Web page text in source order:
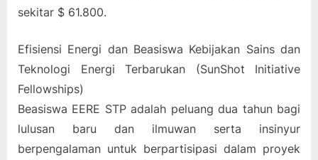
sekitar $ 61.800.
Efisiensi Energi dan Beasiswa Kebijakan Sains dan
Teknologi Energi Terbarukan (SunShot Initiative
Fellowships)
Beasiswa EERE STP adalah peluang dua tahun bagi
lulusan baru dan ilmuwan serta insinyur
berpengalaman untuk berpartisipasi dalam proyek